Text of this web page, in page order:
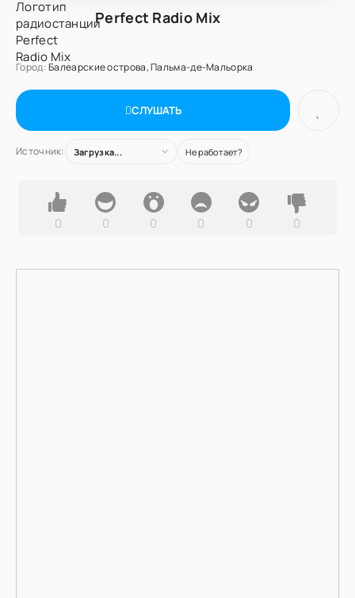
Perfect Radio Mix
Город:Балеарские острова, Пальма-де-Мальорка
СЛУШАТЬ
Источник: Загрузка... Не работает?
0 0 0 0 0 0